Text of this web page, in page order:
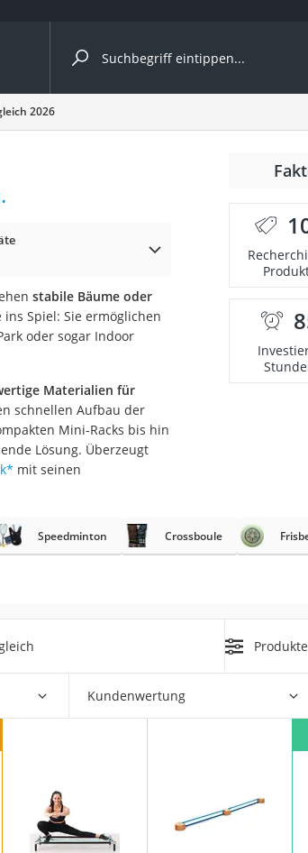
nach Kategorie
2026
stabile Bäume oder
Spiel: Sie ermöglichen
oder sogar Indoor
Materialien für
schnellen Aufbau der
Mini-Racks bis hin
Lösung. Überzeugt
* mit seinen
Speedminton Crossboule
Kundenwertung